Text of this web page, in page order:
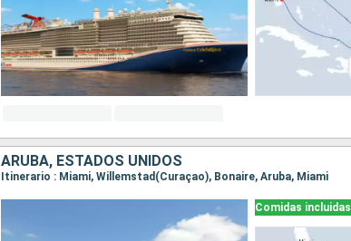
ARUBA, ESTADOS UNIDOS
Itinerario : Miami, Willemstad(Curaçao), Bonaire, Aruba, Miami
Comidas incluidas